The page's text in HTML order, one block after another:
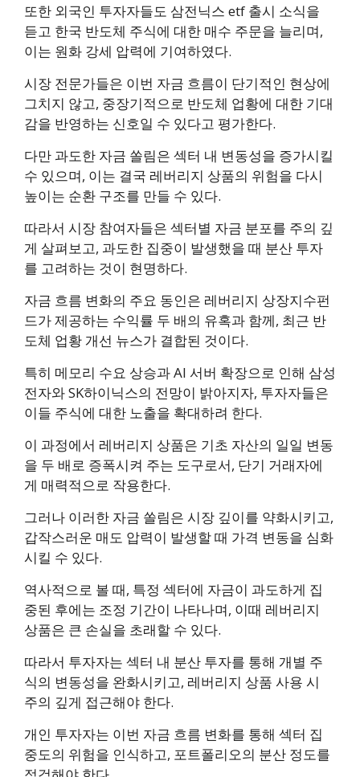
또한 외국인 투자자들도 삼전닉스 etf 출시 소식을
듣고 한국 반도체 주식에 대한 매수 주문을 늘리며,
이는 원화 강세 압력에 기여하였다.
시장 전문가들은 이번 자금 흐름이 단기적인 현상에
그치지 않고, 중장기적으로 반도체 업황에 대한 기대
감을 반영하는 신호일 수 있다고 평가한다.
다만 과도한 자금 쏠림은 섹터 내 변동성을 증가시킬
수 있으며, 이는 결국 레버리지 상품의 위험을 다시
높이는 순환 구조를 만들 수 있다.
따라서 시장 참여자들은 섹터별 자금 분포를 주의 깊
게 살펴보고, 과도한 집중이 발생했을 때 분산 투자
를 고려하는 것이 현명하다.
자금 흐름 변화의 주요 동인은 레버리지 상장지수펀
드가 제공하는 수익률 두 배의 유혹과 함께, 최근 반
도체 업황 개선 뉴스가 결합된 것이다.
특히 메모리 수요 상승과 AI 서버 확장으로 인해 삼성
전자와 SK하이닉스의 전망이 밝아지자, 투자자들은
이들 주식에 대한 노출을 확대하려 한다.
이 과정에서 레버리지 상품은 기초 자산의 일일 변동
을 두 배로 증폭시켜 주는 도구로서, 단기 거래자에
게 매력적으로 작용한다.
그러나 이러한 자금 쏠림은 시장 깊이를 약화시키고,
갑작스러운 매도 압력이 발생할 때 가격 변동을 심화
시킬 수 있다.
역사적으로 볼 때, 특정 섹터에 자금이 과도하게 집
중된 후에는 조정 기간이 나타나며, 이때 레버리지
상품은 큰 손실을 초래할 수 있다.
따라서 투자자는 섹터 내 분산 투자를 통해 개별 주
식의 변동성을 완화시키고, 레버리지 상품 사용 시
주의 깊게 접근해야 한다.
개인 투자자는 이번 자금 흐름 변화를 통해 섹터 집
중도의 위험을 인식하고, 포트폴리오의 분산 정도를